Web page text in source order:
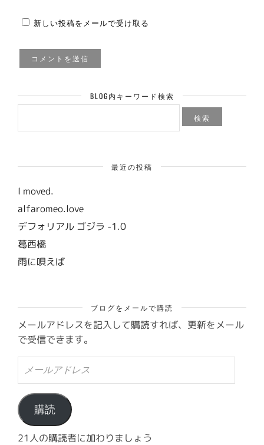
新しい投稿をメールで受け取る
BLOG内キーワード検索
検
最近の投稿
I moved.
alfaromeo.love
デフォリアル ゴジラ -1.0
葛西橋
雨に唄えば
ブログをメールで購読
メールアドレスを記入して購読すれば、更新をメール
で受信できます。
ル
ア
ド
レ
ス
購読
21人の購読者に加わりましょう